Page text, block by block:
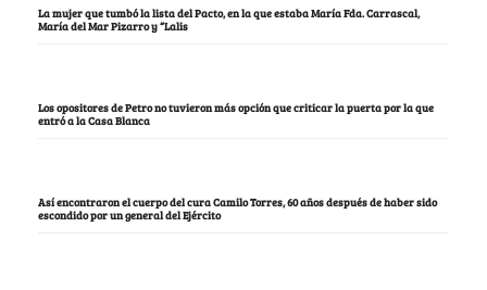
La mujer que tumbó la lista del Pacto, en la que estaba María Fda. Carrascal,
María del Mar Pizarro y “Lalis
Los opositores de Petro no tuvieron más opción que criticar la puerta por la que
entró a la Casa Blanca
Así encontraron el cuerpo del cura Camilo Torres, 60 años después de haber sido
escondido por un general del Ejército